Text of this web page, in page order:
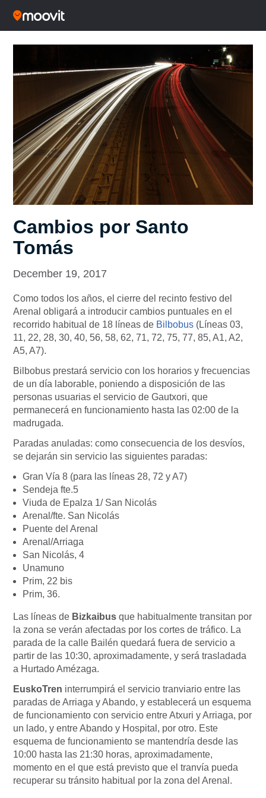
Cambios por Santo
Tomás
December 19, 2017
Como todos los años, el cierre del recinto festivo del
Arenal obligará a introducir cambios puntuales en el
recorrido habitual de 18 líneas de Bilbobus (Líneas 03,
11, 22, 28, 30, 40, 56, 58, 62, 71, 72, 75, 77, 85, A1, A2,
A5, A7).
Bilbobus prestará servicio con los horarios y frecuencias
de un día laborable, poniendo a disposición de las
personas usuarias el servicio de Gautxori, que
permanecerá en funcionamiento hasta las 02:00 de la
madrugada.
Paradas anuladas: como consecuencia de los desvíos,
se dejarán sin servicio las siguientes paradas:
Gran Vía 8 (para las líneas 28, 72 y A7)
Sendeja fte.5
Viuda de Epalza 1/ San Nicolás
Arenal/fte. San Nicolás
Puente del Arenal
Arenal/Arriaga
San Nicolás, 4
Unamuno
Prim, 22 bis
Prim, 36.
Las líneas de Bizkaibus que habitualmente transitan por
la zona se verán afectadas por los cortes de tráfico. La
parada de la calle Bailén quedará fuera de servicio a
partir de las 10:30, aproximadamente, y será trasladada
a Hurtado Amézaga.
EuskoTren interrumpirá el servicio tranviario entre las
paradas de Arriaga y Abando, y establecerá un esquema
de funcionamiento con servicio entre Atxuri y Arriaga, por
un lado, y entre Abando y Hospital, por otro. Este
esquema de funcionamiento se mantendría desde las
10:00 hasta las 21:30 horas, aproximadamente,
momento en el que está previsto que el tranvía pueda
recuperar su tránsito habitual por la zona del Arenal.